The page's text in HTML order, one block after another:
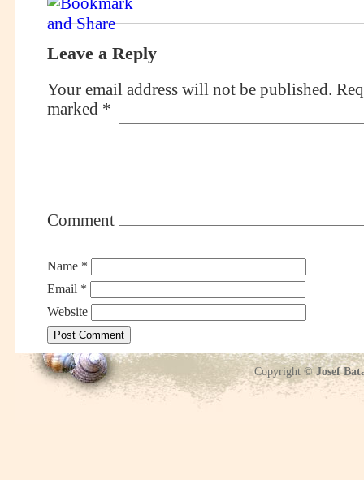
Leave a Reply
Your email address will not be published.
marked *
Comment
Name *
Email *
Website
Copyright ©Josef